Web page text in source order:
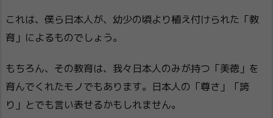
これは、僕ら日本人が、幼少の頃より植え付けられた「教
育」によるものでしょう。
もちろん、その教育は、我々日本人のみが持つ「美徳」を
育んでくれたモノでもあります。日本人の「尊さ」「誇
り」とでも言い表せるかもしれません。